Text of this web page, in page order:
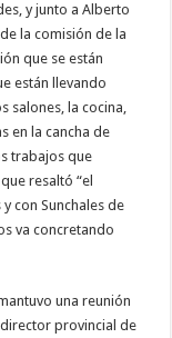
y junto a Alberto
la comisión de la
que se están
están llevando
salones, la cocina,
en la cancha de
trabajos que
resaltó “el
con Sunchales de
va concretando
una reunión
provincial de